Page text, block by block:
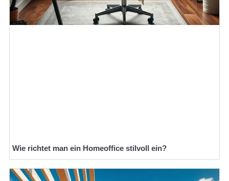
Wie richtet man ein Homeoffice stilvoll ein?